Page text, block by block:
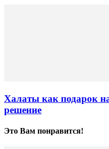
Халаты как подарок
решение
Это Вам понравится!